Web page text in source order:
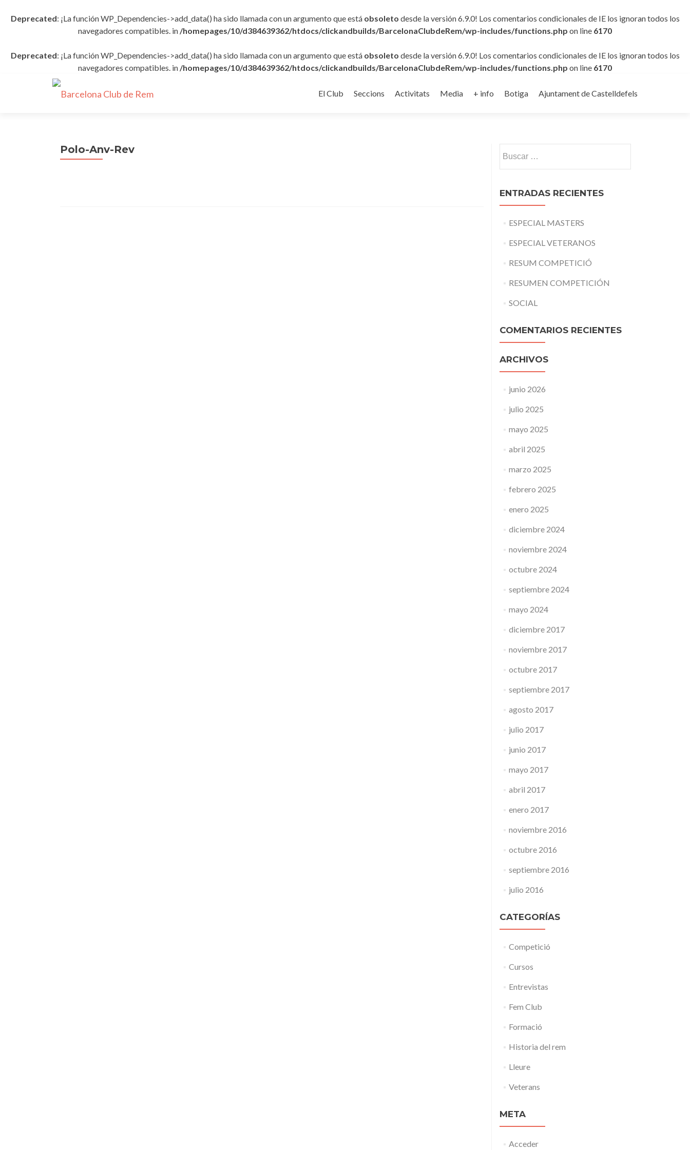
Deprecated: ¡La función WP_Dependencies->add_data() ha sido llamada con un argumento que está obsoleto desde la versión 6.9.0! Los comentarios condicionales de IE los ignoran todos los
navegadores compatibles. in /homepages/10/d384639362/htdocs/clickandbuilds/BarcelonaClubdeRem/wp-includes/functions.php on line 6170
Deprecated: ¡La función WP_Dependencies->add_data() ha sido llamada con un argumento que está obsoleto desde la versión 6.9.0! Los comentarios condicionales de IE los ignoran todos los
navegadores compatibles. in /homepages/10/d384639362/htdocs/clickandbuilds/BarcelonaClubdeRem/wp-includes/functions.php on line 6170
al
El Club Seccions Activitats Media + info Botiga Ajuntament de Castelldefels
Polo-Anv-Rev
ENTRADAS RECIENTES
ESPECIAL MASTERS
ESPECIAL VETERANOS
RESUM COMPETICIÓ
RESUMEN COMPETICIÓN
SOCIAL
COMENTARIOS RECIENTES
ARCHIVOS
junio 2026
julio 2025
mayo 2025
abril 2025
marzo 2025
febrero 2025
enero 2025
diciembre 2024
noviembre 2024
octubre 2024
septiembre 2024
mayo 2024
diciembre 2017
noviembre 2017
octubre 2017
septiembre 2017
agosto 2017
julio 2017
junio 2017
mayo 2017
abril 2017
enero 2017
noviembre 2016
octubre 2016
septiembre 2016
julio 2016
CATEGORÍAS
Competició
Cursos
Entrevistas
Fem Club
Formació
Historia del rem
Lleure
Veterans
META
Acceder